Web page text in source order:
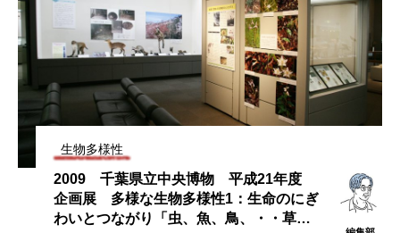
生物多様性
2009 千葉県立中央博物 平成21年度
企画展 多様な生物多様性1：生命のにぎ
わいとつながり「虫、魚、鳥、・・草、